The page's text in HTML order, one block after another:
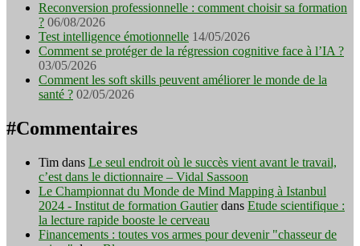
Reconversion professionnelle : comment choisir sa formation
? 06/08/2026
Test intelligence émotionnelle 14/05/2026
Comment se protéger de la régression cognitive face à l’IA ?
03/05/2026
Comment les soft skills peuvent améliorer le monde de la
santé ? 02/05/2026
#Commentaires
Tim dans Le seul endroit où le succès vient avant le travail,
c’est dans le dictionnaire – Vidal Sassoon
Le Championnat du Monde de Mind Mapping à Istanbul
2024 - Institut de formation Gautierdans Etude scientifique :
la lecture rapide booste le cerveau
Financements : toutes vos armes pour devenir "chasseur de